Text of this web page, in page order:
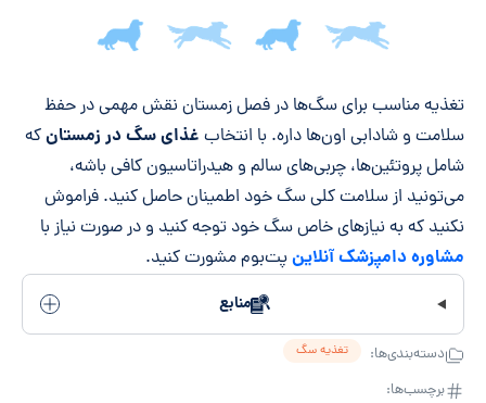
جمع‌بندی مقاله
تغذیه مناسب برای سگ‌ها در فصل زمستان نقش مهمی در حفظ
سلامت و شادابی اون‌ها داره. با انتخاب غذای سگ در زمستانکه
شامل پروتئین‌ها، چربی‌های سالم و هیدراتاسیون کافی باشه،
می‌تونید از سلامت کلی سگ خود اطمینان حاصل کنید. فراموش
نکنید که به نیازهای خاص سگ خود توجه کنید و در صورت نیاز با
مشاوره دامپزشک آنلاینپت‌بوم مشورت کنید.
منابع
دسته‌بندی‌ها: تغذیه سگ
برچسب‌ها: